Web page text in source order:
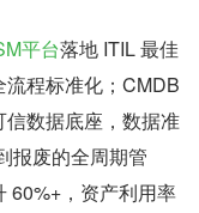
平台落地 ITIL 最佳
程标准化；CMDB
数据底座，数据准
报废的全周期管
60%+，资产利用率